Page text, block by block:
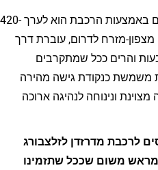
המרחק בין דרזדן לבין זלצבורג אותו עוברים באמצעות הרכבת הוא לערך 420-
מצפון-מזרח לדרום, עוברת דרך
והרים ככל שמתקרבים
משמשת כנקודת גישה מהירה
ונינוחה לנהיגה ארוכה
לרכבת מדרזדן לזלצבורג
מראש משום שככל שתזמינו